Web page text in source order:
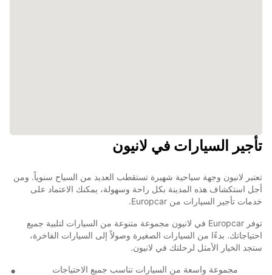
تأجير السيارات في لانيون
تعتبر لانيون وجهة سياحية شهيرة تستقطب العديد من السياح سنوياً. ومن
أجل استكشاف هذه المدينة بكل راحة وسهولة، يمكنك الاعتماد على
خدمات تأجير السيارات من Europcar.
توفر Europcar في لانيون مجموعة متنوعة من السيارات لتلبية جميع
احتياجاتك. بدءًا من السيارات الصغيرة وصولاً إلى السيارات الفاخرة،
ستجد الخيار الأمثل لرحلتك في لانيون.
مجموعة واسعة من السيارات تناسب جميع الاحتياجات